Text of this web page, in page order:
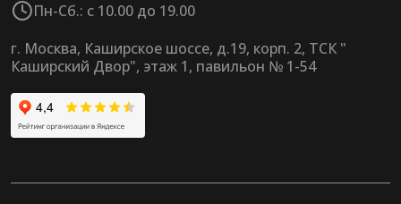
Пн-Сб.: с 10.00 до 19.00
г. Москва, Каширское шоссе, д.19, корп. 2, ТСК "
Каширский Двор", этаж 1, павильон № 1-54